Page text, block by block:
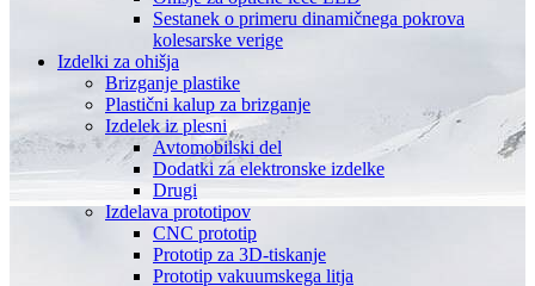
Sestanek o primeru dinamičnega pokrova
kolesarske verige
Izdelki za ohišja
Brizganje plastike
Plastični kalup za brizganje
Izdelek iz plesni
Avtomobilski del
Dodatki za elektronske izdelke
Drugi
Izdelava prototipov
CNC prototip
Prototip za 3D-tiskanje
Prototip vakuumskega litja